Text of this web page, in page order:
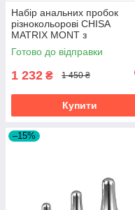
Набір анальних пробок
різнокольорові CHISA
MATRIX MONT з
різнокольоровим каменем у
формі серця, 3 шт.
Готово до відправки
1 232 ₴ 1 450 ₴
Купити
–15%